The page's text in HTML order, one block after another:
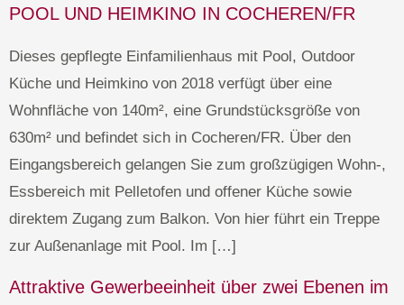
POOL UND HEIMKINO IN COCHEREN/FR
Dieses gepflegte Einfamilienhaus mit Pool, Outdoor
Küche und Heimkino von 2018 verfügt über eine
Wohnfläche von 140m², eine Grundstücksgröße von
630m² und befindet sich in Cocheren/FR. Über den
Eingangsbereich gelangen Sie zum großzügigen Wohn-,
Essbereich mit Pelletofen und offener Küche sowie
direktem Zugang zum Balkon. Von hier führt ein Treppe
zur Außenanlage mit Pool. Im […]
Attraktive Gewerbeeinheit über zwei Ebenen im